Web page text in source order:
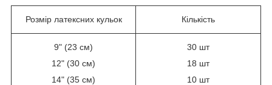
Розмір латексних кульок Кількість
9" (23 см)
12" (30 см)
14" (35 см)
30 шт
18 шт
10 шт